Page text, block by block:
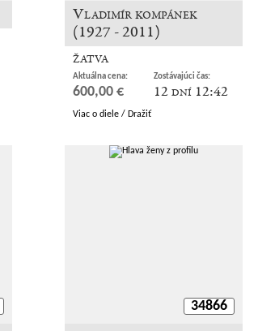
Vladimír kompánek
(1927 - 2011)
žatva
Aktuálna cena:
600,00 €
Zostávajúci čas:
12 dní 12:42
Viac o diele / Dražiť
34866